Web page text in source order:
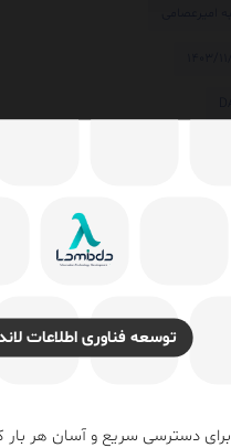
توسعه فناوری اطلاعات
برای دسترسی سریع و آسان هر بار